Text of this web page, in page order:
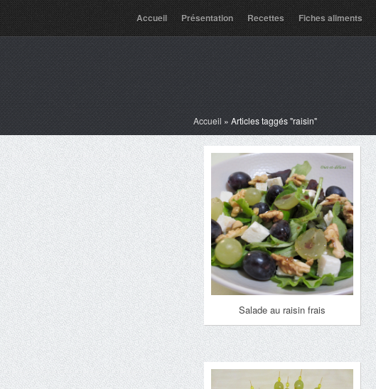
Accueil Présentation Recettes Fiches aliments
Accueil » Articles taggés "raisin"
Salade au raisin frais